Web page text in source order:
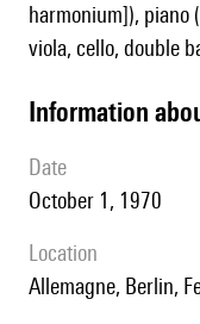
harmonium]), piano
viola, cello, double
information
date
October 1, 1970
location
Allemagne, Berlin,